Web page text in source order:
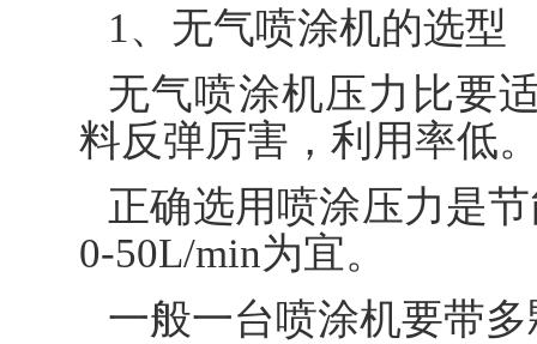
1、无气喷涂机的选型
无气喷涂机压力比要
料反弹厉害，利用率低
正确选用喷涂压力是
0-50L/min为宜。
一般一台喷涂机要带